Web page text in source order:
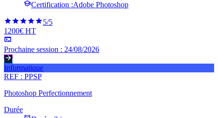
Certification :Adobe Photoshop
5/5
1200€ HT
Prochaine session : 24/08/2026
Informatique
REF : PPSP
Photoshop Perfectionnement
Durée